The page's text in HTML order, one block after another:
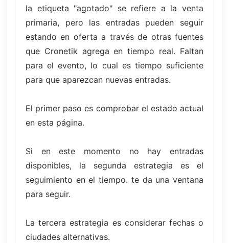
la etiqueta "agotado" se refiere a la venta
primaria, pero las entradas pueden seguir
estando en oferta a través de otras fuentes
que Cronetik agrega en tiempo real. Faltan
para el evento, lo cual es tiempo suficiente
para que aparezcan nuevas entradas.
El primer paso es comprobar el estado actual
en esta página.
Si en este momento no hay entradas
disponibles, la segunda estrategia es el
seguimiento en el tiempo. te da una ventana
para seguir.
La tercera estrategia es considerar fechas o
ciudades alternativas.